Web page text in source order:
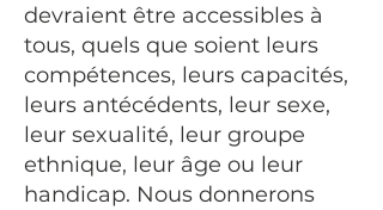
devraient être accessibles à
tous, quels que soient leurs
compétences, leurs capacités,
leurs antécédents, leur sexe,
leur sexualité, leur groupe
ethnique, leur âge ou leur
handicap. Nous donnerons